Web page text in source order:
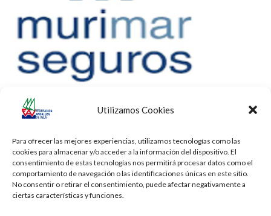
Utilizamos Cookies
Para ofrecer las mejores experiencias, utilizamos tecnologías como las
cookies para almacenar y/o acceder a la información del dispositivo. El
consentimiento de estas tecnologías nos permitirá procesar datos como el
comportamiento de navegación o las identificaciones únicas en este sitio.
No consentir o retirar el consentimiento, puede afectar negativamente a
ciertas características y funciones.